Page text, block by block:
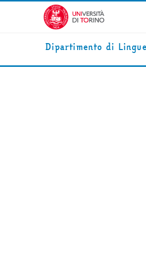
Vai al contenuto principale
Dipartimento di